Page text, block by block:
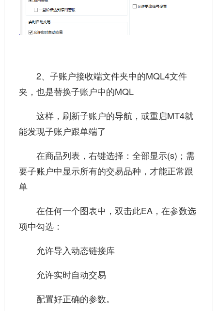
2、子账户接收端文件夹中的MQL4文件
夹，也是替换子账户中的MQL
这样，刷新子账户的导航，或重启MT4就
能发现子账户跟单端了
在商品列表，右键选择：全部显示(s)；需
要子账户中显示所有的交易品种，才能正常跟
单
在任何一个图表中，双击此EA，在参数选
项中勾选：
允许导入动态链接库
允许实时自动交易
配置好正确的参数。